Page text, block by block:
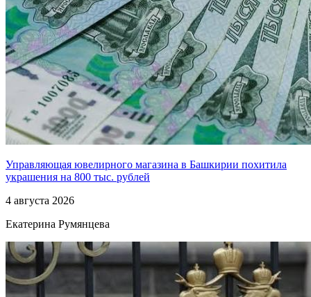
Управляющая ювелирного магазина в Башкирии похитила
украшения на 800 тыс. рублей
4 августа 2026
Екатерина Румянцева